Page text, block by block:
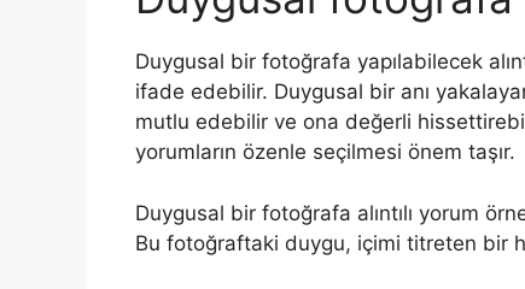
Duygusal bir fotoğrafa yapılabilecek
ifade edebilir. Duygusal bir anı
mutlu edebilir ve ona değerli
yorumların özenle seçilmesi önem taşır.
Duygusal bir fotoğrafa alıntılı yorum
Bu fotoğraftaki duygu, içimi titreten bir